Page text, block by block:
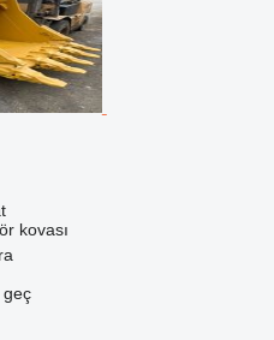
kovası
geç